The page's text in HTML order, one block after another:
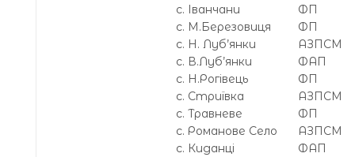
с. Іванчани
ФП
с. М.Березовиця
ФП
с. Н. Луб’янки
АЗПСМ
с. В.Луб’янки
ФАП
с. Н.Рогівець
ФП
с. Стриївка
АЗПСМ
с. Травневе
ФП
с. Романове Село
АЗПСМ
с. Киданці
ФАП